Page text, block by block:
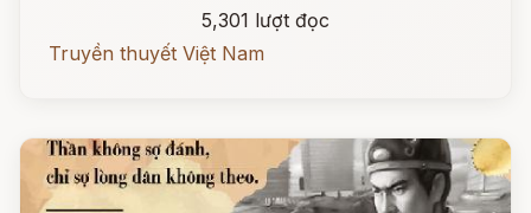
5,301 lượt đọc
Truyền thuyết Việt Nam